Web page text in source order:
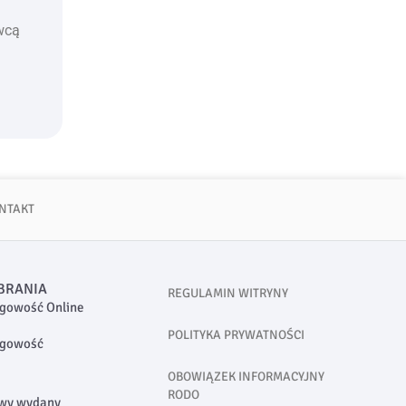
Online
wydany
REGULAMIN WITRYNY
POLITYKA PRYWATNOŚCI
OBOWIĄZEK INFORMACYJNY
RODO